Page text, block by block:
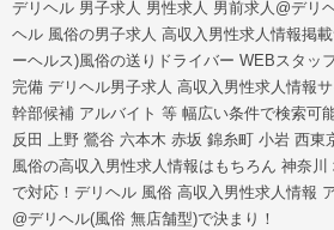
デリヘル 男子求人 男性求人 男前求人@デリ
ヘル 風俗の男子求人 高収入男性求人情報掲
ーヘルス)風俗の送りドライバー WEBスタッ
完備 デリヘル男子求人 高収入男性求人情報
幹部候補 アルバイト 等 幅広い条件で検索可
反田 上野 鶯谷 六本木 赤坂 錦糸町 小岩 西東
風俗の高収入男性求人情報はもちろん 神奈川
で対応！デリヘル 風俗 高収入男性求人情報
@デリヘル(風俗 無店舗型)で決まり！